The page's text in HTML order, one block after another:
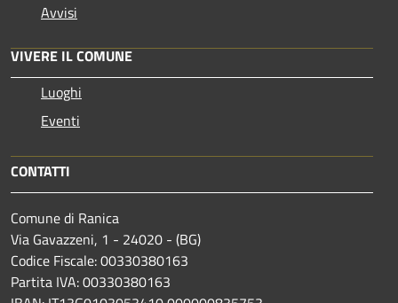
Avvisi
VIVERE IL COMUNE
Luoghi
Eventi
CONTATTI
Comune di Ranica
Via Gavazzeni, 1 - 24020 - (BG)
Codice Fiscale: 00330380163
Partita IVA: 00330380163